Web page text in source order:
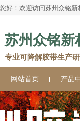
您好！欢迎访问苏州众铭新
苏州众铭新
专业可降解胶带生产
网站首页 产品